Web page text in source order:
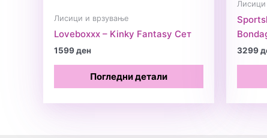
Лисици и врзување
Loveboxxx – Kinky Fantasy Сет
1599ден
Погледни детали
3299